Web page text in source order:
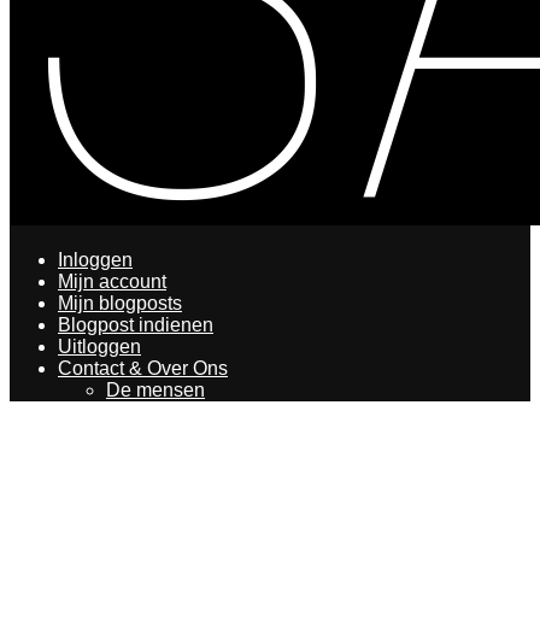
Inloggen
Mijn account
Mijn blogposts
Blogpost indienen
Uitloggen
Contact & Over Ons
De mensen